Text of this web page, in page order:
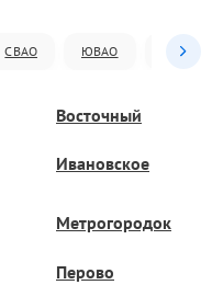
СВАО ЮВАО ЮАО
Восточный
Ивановское
Метрогородок
Перово